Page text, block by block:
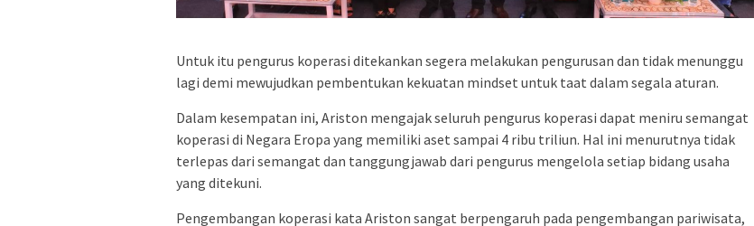
Untuk itu pengurus koperasi ditekankan segera melakukan pengurusan dan tidak menunggu
lagi demi mewujudkan pembentukan kekuatan mindset untuk taat dalam segala aturan.
Dalam kesempatan ini, Ariston mengajak seluruh pengurus koperasi dapat meniru semangat
koperasi di Negara Eropa yang memiliki aset sampai 4 ribu triliun. Hal ini menurutnya tidak
terlepas dari semangat dan tanggungjawab dari pengurus mengelola setiap bidang usaha
yang ditekuni.
Pengembangan koperasi kata Ariston sangat berpengaruh pada pengembangan pariwisata,